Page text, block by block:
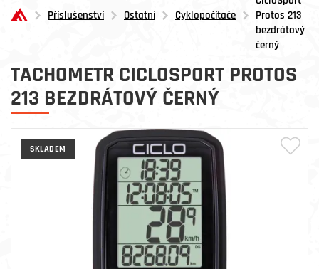
Příslušenství Ostatní Cyklopočítače
Protos 213
bezdrátový
černý
TACHOMETR CICLOSPORT PROTOS
213 BEZDRÁTOVÝ ČERNÝ
SKLADEM